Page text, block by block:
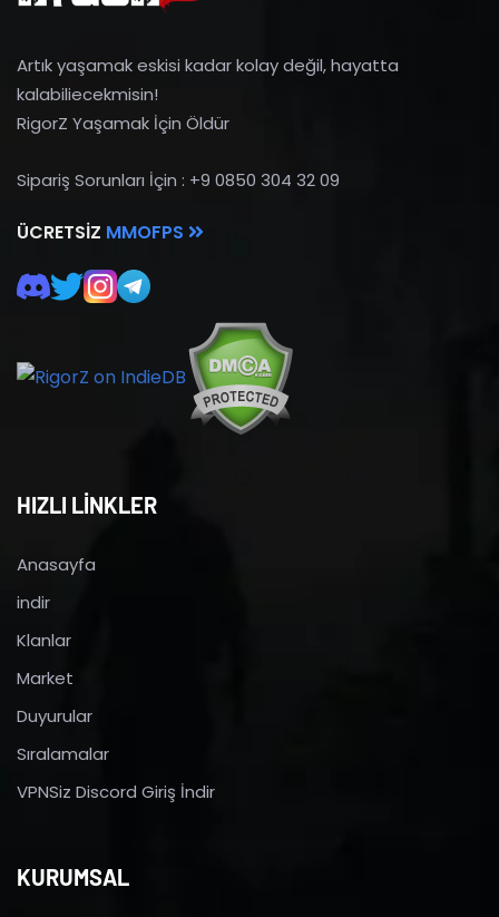
Artık yaşamak eskisi kadar kolay değil, hayatta
kalabiliecekmisin!
RigorZ Yaşamak İçin Öldür
Sipariş Sorunları İçin : +9 0850 304 32 09
ÜCRETSIZ MMOFPS
HIZLI LİNKLER
Anasayfa
indir
Klanlar
Market
Duyurular
Sıralamalar
VPNSiz Discord Giriş İndir
KURUMSAL